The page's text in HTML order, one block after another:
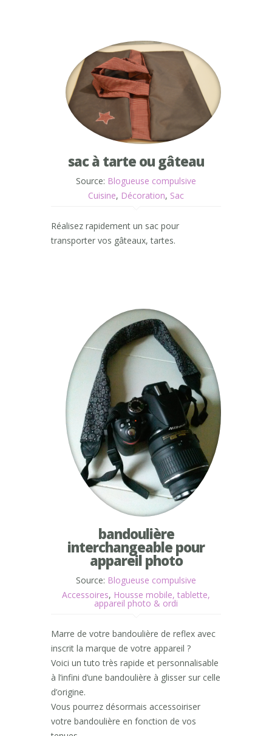
sac à tarte ou gâteau
Source: Blogueuse compulsive
Cuisine, Décoration, Sac
Réalisez rapidement un sac pour
transporter vos gâteaux, tartes.
bandoulière
interchangeable pour
appareil photo
Source: Blogueuse compulsive
Accessoires, Housse mobile, tablette,
appareil photo & ordi
Marre de votre bandoulière de reflex avec
inscrit la marque de votre appareil ?
Voici un tuto très rapide et personnalisable
à l’infini d’une bandoulière à glisser sur celle
d’origine.
Vous pourrez désormais accessoiriser
votre bandoulière en fonction de vos